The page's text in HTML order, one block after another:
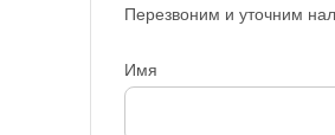
Перезвоним и уточним
Имя